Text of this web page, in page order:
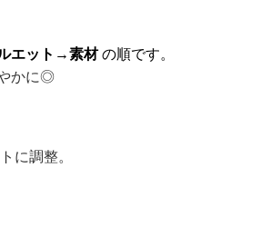
エット→素材の順です。
かに◎
に調整。